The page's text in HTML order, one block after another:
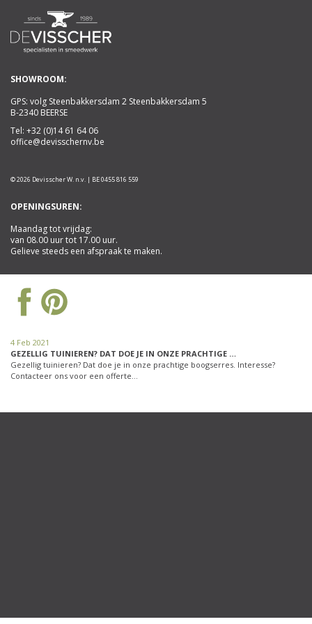
SHOWROOM:
GPS: volg Steenbakkersdam 2 Steenbakkersdam 5
B-2340 BEERSE
Tel: +32 (0)14 61 64 06
office@devisschernv.be
© 2026 Devisscher W. n.v. | BE 0455 816 559
OPENINGSUREN:
Maandag tot vrijdag:
van 08.00 uur tot 17.00 uur.
Gelieve steeds een afspraak te maken.
4 Feb 2021
GEZELLIG TUINIEREN? DAT DOE JE IN ONZE PRACHTIGE …
Gezellig tuinieren? Dat doe je in onze prachtige boogserres. Interesse?
Contacteer ons voor een offerte…